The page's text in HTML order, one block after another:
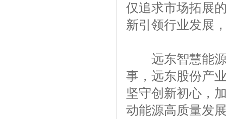
仅追求市场拓展
新引领行业发展
远东智慧能源
事，远东股份产
坚守创新初心，
动能源高质量发